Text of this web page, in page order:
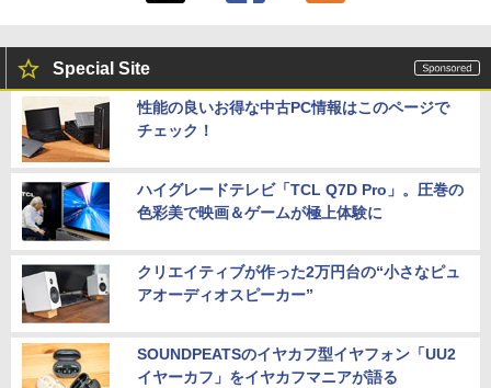
Special Site
性能の良いお得な中古PC情報はこのページで
チェック！
ハイグレードテレビ「TCL Q7D Pro」。圧巻の
色彩美で映画＆ゲームが極上体験に
クリエイティブが作った2万円台の“小さなピュ
アオーディオスピーカー”
SOUNDPEATSのイヤカフ型イヤフォン「UU2
イヤーカフ」をイヤカフマニアが語る